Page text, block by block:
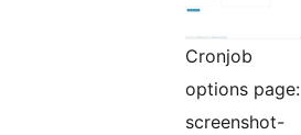
Cronjob
options page:
screenshot-